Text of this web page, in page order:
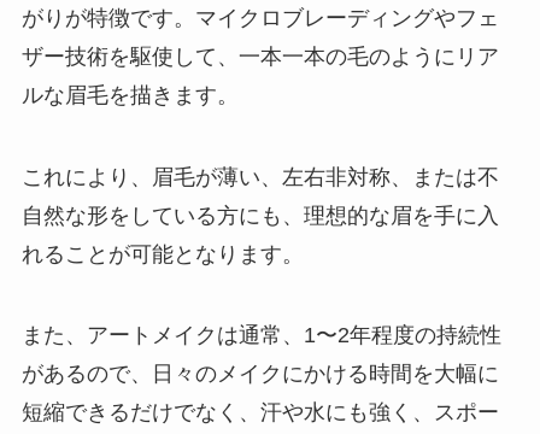
がりが特徴です。マイクロブレーディングやフェ
ザー技術を駆使して、一本一本の毛のようにリア
ルな眉毛を描きます。
これにより、眉毛が薄い、左右非対称、または不
自然な形をしている方にも、理想的な眉を手に入
れることが可能となります。
また、アートメイクは通常、1〜2年程度の持続性
があるので、日々のメイクにかける時間を大幅に
短縮できるだけでなく、汗や水にも強く、スポー